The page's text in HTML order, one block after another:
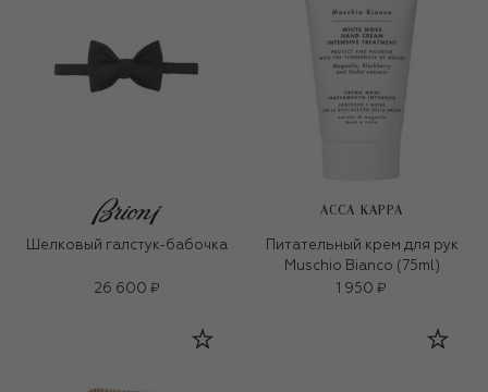
Шелковый галстук-бабочка
26 600 ₽
ACCA KAPPA
Питательный крем для рук
Muschio Bianco (75ml)
1 950 ₽